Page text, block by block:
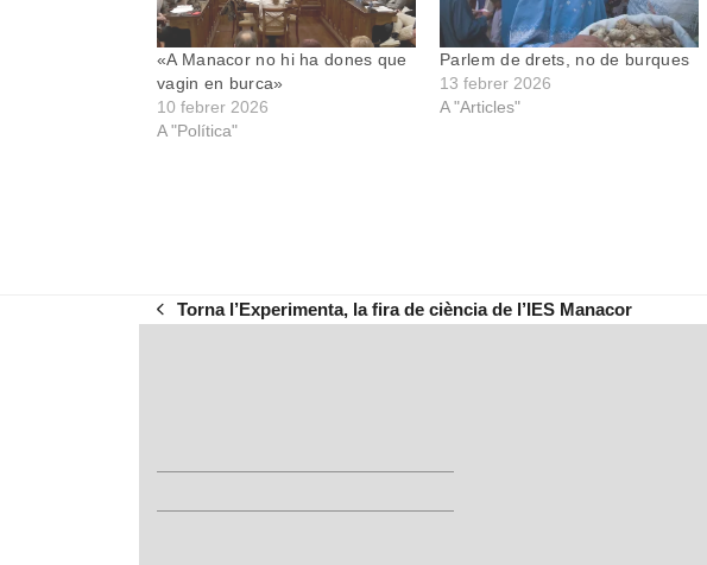
«A Manacor no hi ha dones que
vagin en burca»
10 febrer 2026
A "Política"
Parlem de drets, no de burques
13 febrer 2026
A "Articles"
previous
Torna l’Experimenta, la fira de ciència de l’IES Manacor